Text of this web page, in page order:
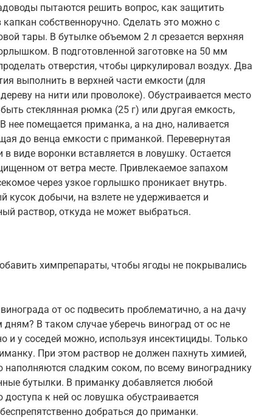
пытаются решить вопрос, как защитить
капкан собственноручно. Сделать это можно с
тары. В бутылке объемом 2 л срезается верхняя
В подготовленной заготовке на 50 мм
отверстия, чтобы циркулировал воздух. Два
выполнить в верхней части емкости (для
на нити или проволоке). Обустраивается место
стеклянная рюмка (25 г) или другая емкость,
нее помещается приманка, а на дно, наливается
до венца емкости с приманкой. Перевернутая
в виде воронки вставляется в ловушку. Остается
от ветра месте. Привлекаемое запахом
через узкое горлышко проникает внутрь.
кусок добычи, на взлете не удерживается и
раствор, откуда не может выбраться.
химпрепараты, чтобы ягоды не покрывались
от ос подвесить проблематично, а на дачу
В таком случае уберечь виноград от ос не
и у соседей можно, используя инсектициды. Только
При этом раствор не должен пахнуть химией,
наполняются сладким соком, по всему винограднику
бутылки. В приманку добавляется любой
к ней ос ловушка обустраивается
добраться до приманки.